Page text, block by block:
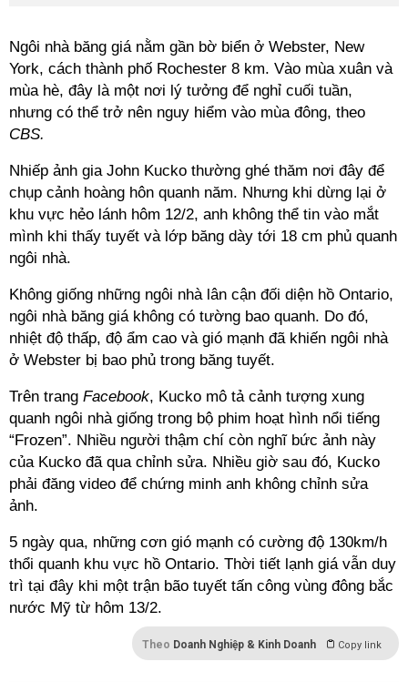
Ngôi nhà băng giá nằm gần bờ biển ở Webster, New
York, cách thành phố Rochester 8 km. Vào mùa xuân và
mùa hè, đây là một nơi lý tưởng để nghỉ cuối tuần,
nhưng có thể trở nên nguy hiểm vào mùa đông, theo
CBS.
Nhiếp ảnh gia John Kucko thường ghé thăm nơi đây để
chụp cảnh hoàng hôn quanh năm. Nhưng khi dừng lại ở
khu vực hẻo lánh hôm 12/2, anh không thể tin vào mắt
mình khi thấy tuyết và lớp băng dày tới 18 cm phủ quanh
ngôi nhà.
Không giống những ngôi nhà lân cận đối diện hồ Ontario,
ngôi nhà băng giá không có tường bao quanh. Do đó,
nhiệt độ thấp, độ ẩm cao và gió mạnh đã khiến ngôi nhà
ở Webster bị bao phủ trong băng tuyết.
Trên trang Facebook, Kucko mô tả cảnh tượng xung
quanh ngôi nhà giống trong bộ phim hoạt hình nổi tiếng
“Frozen”. Nhiều người thậm chí còn nghĩ bức ảnh này
của Kucko đã qua chỉnh sửa. Nhiều giờ sau đó, Kucko
phải đăng video để chứng minh anh không chỉnh sửa
ảnh.
5 ngày qua, những cơn gió mạnh có cường độ 130km/h
thổi quanh khu vực hồ Ontario. Thời tiết lạnh giá vẫn duy
trì tại đây khi một trận bão tuyết tấn công vùng đông bắc
nước Mỹ từ hôm 13/2.
Theo Doanh Nghiệp & Kinh Doanh Copy link